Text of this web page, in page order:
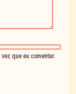
que eu comentar.